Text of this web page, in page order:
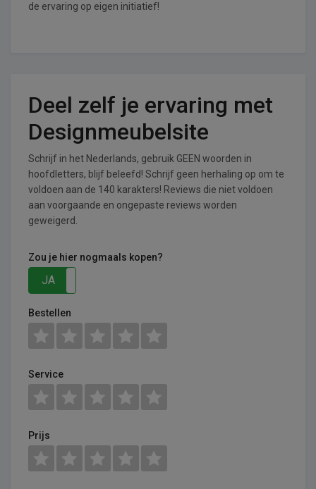
de ervaring op eigen initiatief!
Deel zelf je ervaring met
Designmeubelsite
Schrijf in het Nederlands, gebruik GEEN woorden in
hoofdletters, blijf beleefd! Schrijf geen herhaling op om te
voldoen aan de 140 karakters! Reviews die niet voldoen
aan voorgaande en ongepaste reviews worden
geweigerd.
Zou je hier nogmaals kopen?
JA
Bestellen
Service
Prijs